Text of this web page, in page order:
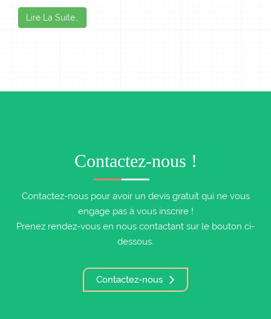
Lire La Suite…
Contactez-nous !
Contactez-nous pour avoir un devis gratuit qui ne vous
engage pas à vous inscrire !
Prenez rendez-vous en nous contactant sur le bouton ci-
dessous.
Contactez-nous